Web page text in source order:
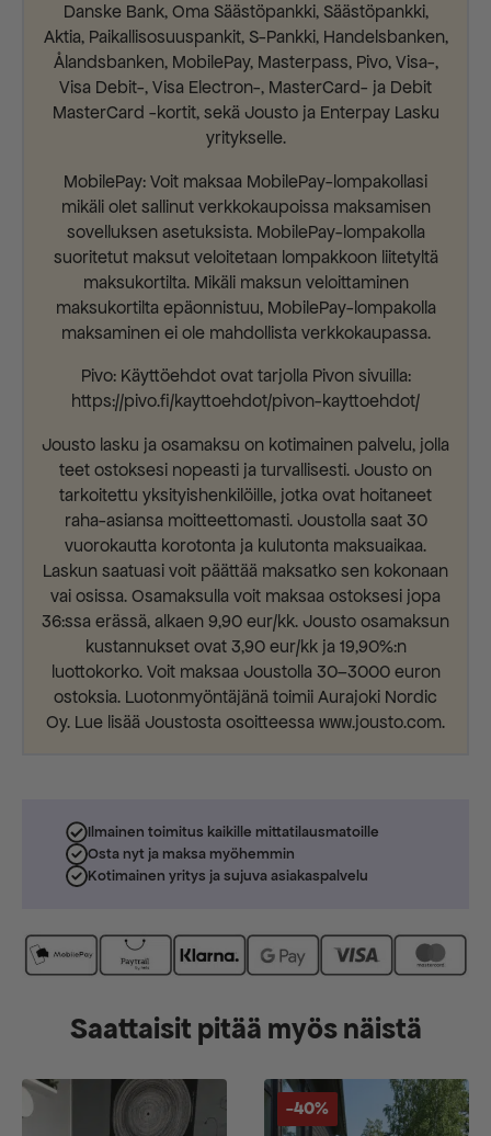
Danske Bank, Oma Säästöpankki, Säästöpankki,
Aktia, Paikallisosuuspankit, S-Pankki, Handelsbanken,
Ålandsbanken, MobilePay, Masterpass, Pivo, Visa-,
Visa Debit-, Visa Electron-, MasterCard- ja Debit
MasterCard -kortit, sekä Jousto ja Enterpay Lasku
yritykselle.
MobilePay: Voit maksaa MobilePay-lompakollasi
mikäli olet sallinut verkkokaupoissa maksamisen
sovelluksen asetuksista. MobilePay-lompakolla
suoritetut maksut veloitetaan lompakkoon liitetyltä
maksukortilta. Mikäli maksun veloittaminen
maksukortilta epäonnistuu, MobilePay-lompakolla
maksaminen ei ole mahdollista verkkokaupassa.
Pivo: Käyttöehdot ovat tarjolla Pivon sivuilla:
https://pivo.fi/kayttoehdot/pivon-kayttoehdot/
Jousto lasku ja osamaksu on kotimainen palvelu, jolla
teet ostoksesi nopeasti ja turvallisesti. Jousto on
tarkoitettu yksityishenkilöille, jotka ovat hoitaneet
raha-asiansa moitteettomasti. Joustolla saat 30
vuorokautta korotonta ja kulutonta maksuaikaa.
Laskun saatuasi voit päättää maksatko sen kokonaan
vai osissa. Osamaksulla voit maksaa ostoksesi jopa
36:ssa erässä, alkaen 9,90 eur/kk. Jousto osamaksun
kustannukset ovat 3,90 eur/kk ja 19,90%:n
luottokorko. Voit maksaa Joustolla 30–3000 euron
ostoksia. Luotonmyöntäjänä toimii Aurajoki Nordic
Oy. Lue lisää Joustosta osoitteessa www.jousto.com.
Ilmainen toimitus kaikille mittatilausmatoille
Osta nyt ja maksa myöhemmin
Kotimainen yritys ja sujuva asiakaspalvelu
Saattaisit pitää myös näistä
-40%